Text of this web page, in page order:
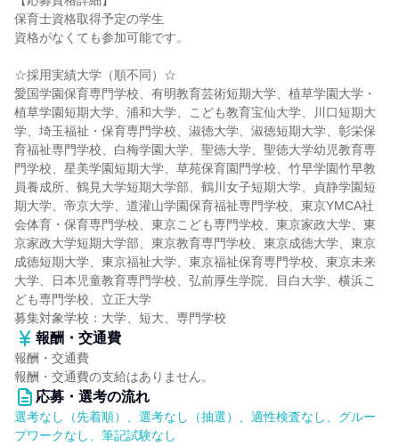
保育士資格取得予定の学生
資格がなくても参加可能です。
☆採用実績大学（順不同）☆
愛国学園保育専門学校、有明教育芸術短期大学、植草学園大学・
植草学園短期大学、浦和大学、こども教育宝仙大学、川口短期大
学、埼玉福祉・保育専門学校、淑徳大学、淑徳短期大学、彰栄保
育福祉専門学校、白梅学園大学、聖徳大学、聖徳大学幼児教育専
門学校、星美学園短期大学、草苑保育園門学校、竹早学園竹早教
員養成所、鶴見大学短期大学部、鶴川女子短期大学、貞静学園短
期大学、帝京大学、道灌山学園保育福祉専門学校、東京YMCA社
会体育・保育専門学校、東京こども専門学校、東京家政大学、東
京家政大学短期大学部、東京教育専門学校、東京成徳大学、東京
成徳短期大学、東京福祉大学、東京福祉保育専門学校、東京未来
大学、日本児童教育専門学校、弘前厚生学院、目白大学、横浜こ
ども専門学校、立正大学
募集対象学校：大学、短大、専門学校
報酬・交通費
報酬・交通費
報酬・交通費の支給はありません。
応募・選考の流れ
選考なし（先着順）、選考なし（抽選）、適性検査なし、グルー
プワークなし、筆記試験なし